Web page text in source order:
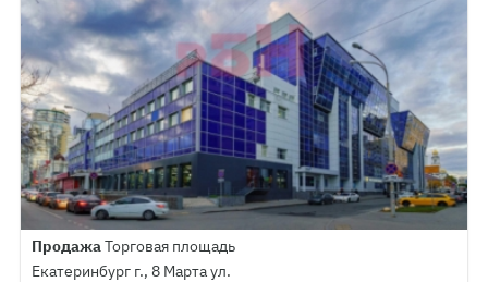
ПродажаТорговая площадь
Екатеринбург г., 8 Марта ул.